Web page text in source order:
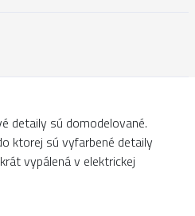
detaily sú domodelované.
ktorej sú vyfarbené detaily
vypálená v elektrickej